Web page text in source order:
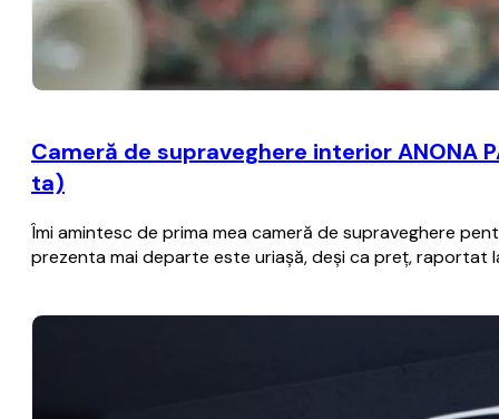
Cameră de supraveghere interior ANONA
ta)
Îmi amintesc de prima mea cameră de supraveghere
prezenta mai departe este uriașă, deși ca preț, raportat